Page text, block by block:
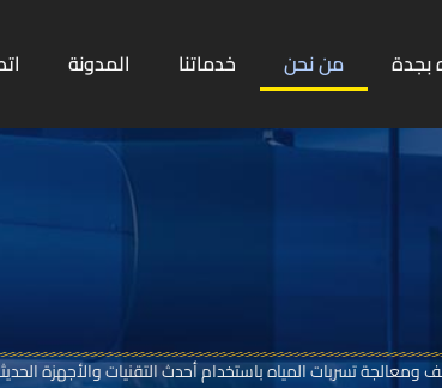
بجدة من نحن خدماتنا المدونة
تسربات المياه باستخدام أحدث التقنيات والأجهزة